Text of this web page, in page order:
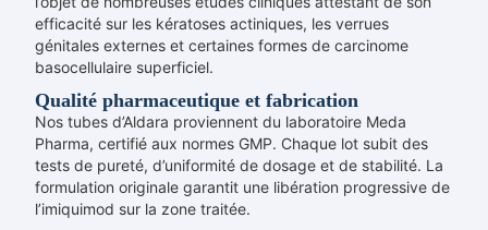
efficacité sur les kératoses actiniques, les verrues
génitales externes et certaines formes de carcinome
basocellulaire superficiel.
Qualité pharmaceutique et fabrication
Nos tubes d’Aldara proviennent du laboratoire Meda
Pharma, certifié aux normes GMP. Chaque lot subit des
tests de pureté, d’uniformité de dosage et de stabilité. La
formulation originale garantit une libération progressive de
l’imiquimod sur la zone traitée.